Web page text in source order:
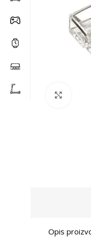
Opis